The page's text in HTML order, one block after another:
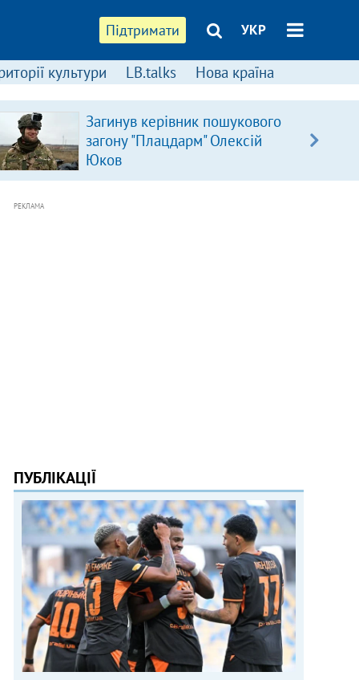
Підтримати УКР
культури LB.talks Нова країна
Загинув керівник пошукового
загону "Плацдарм" Олексій
Юков
РЕКЛАМА
ПУБЛІКАЦІЇ